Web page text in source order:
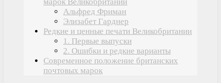
Альфред Фриман
Элизабет Гарднер
Редкие и ценные печати Великобритании
1. Первые выпуски
2. Ошибки и редкие варианты
Современное положение британских
почтовых марок